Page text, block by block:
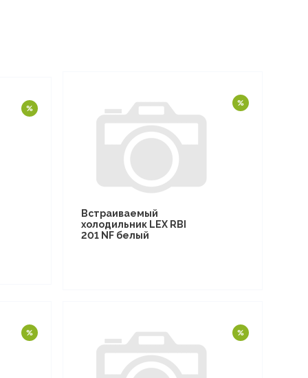
Встраиваемый
холодильник LEX RBI
201 NF белый